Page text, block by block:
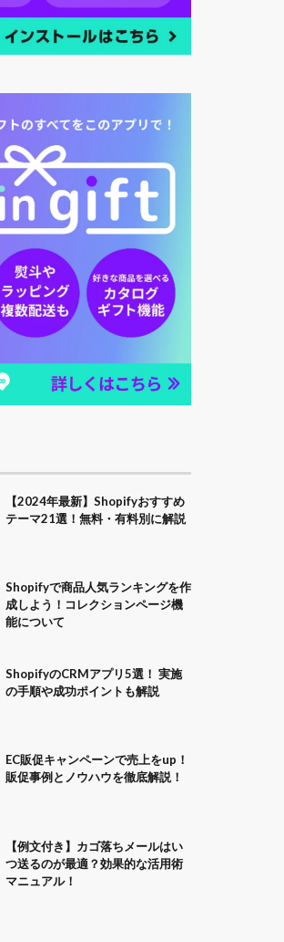
【2024年最新】Shopifyおすすめ
テーマ21選！無料・有料別に解説
Shopifyで商品人気ランキングを作
成しよう！コレクションページ機
能について
ShopifyのCRMアプリ5選！ 実施
の手順や成功ポイントも解説
EC販促キャンペーンで売上をup！
販促事例とノウハウを徹底解説！
【例文付き】カゴ落ちメールはい
つ送るのが最適？効果的な活用術
マニュアル！